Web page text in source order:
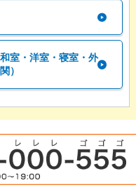
室・洋室・寝室・外
）